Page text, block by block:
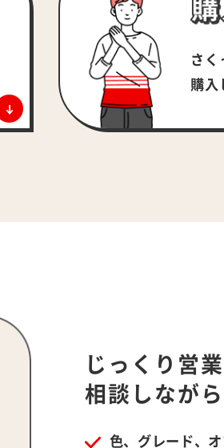
さく
購入
じっくり営
相談しなが
色、グレード、